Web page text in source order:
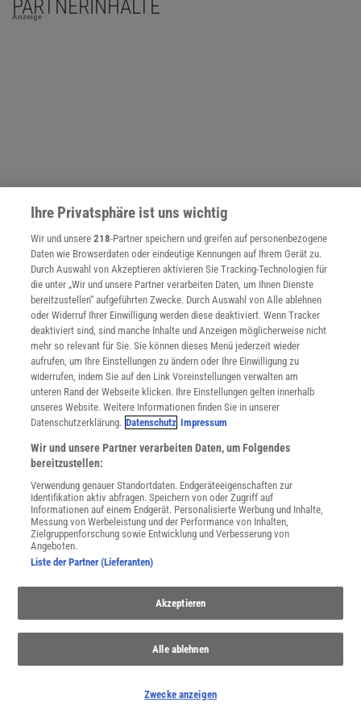
PARTNERINHALTE
Anzeige
NACH OBEN
Für Sie im Spektrum-Shop und am Kiosk:
Spektrum .de-Newsletter abonnieren
Sie können unsere Newsletter jederzeit wieder abbestellen. Infos zu unserem Umgang
mit Ihren personenbezogenen Daten finden Sie in unsererDatenschutzerklärung.
Ihre Privatsphäre ist uns wichtig
Wir und unsere218-Partner speichern und greifen auf personenbezogene
Daten wie Browserdaten oder eindeutige Kennungen auf Ihrem Gerät zu.
Durch Auswahl von Akzeptieren aktivieren Sie Tracking-Technologien für
die unter „Wir und unsere Partner verarbeiten Daten, um Ihnen Dienste
bereitzustellen“ aufgeführten Zwecke. Durch Auswahl von Alle ablehnen
oder Widerruf Ihrer Einwilligung werden diese deaktiviert. Wenn Tracker
deaktiviert sind, sind manche Inhalte und Anzeigen möglicherweise nicht
mehr so relevant für Sie. Sie können dieses Menü jederzeit wieder
aufrufen, um Ihre Einstellungen zu ändern oder Ihre Einwilligung zu
widerrufen, indem Sie auf den Link Voreinstellungen verwalten am
unteren Rand der Webseite klicken. Ihre Einstellungen gelten innerhalb
unseres Website. Weitere Informationen finden Sie in unserer
Datenschutzerklärung. Datenschutz Impressum
Wir und unsere Partner verarbeiten Daten, um Folgendes
bereitzustellen:
Verwendung genauer Standortdaten. Endgeräteeigenschaften zur
Identifikation aktiv abfragen. Speichern von oder Zugriff auf
Informationen auf einem Endgerät. Personalisierte Werbung und Inhalte,
Messung von Werbeleistung und der Performance von Inhalten,
Zielgruppenforschung sowie Entwicklung und Verbesserung von
Angeboten.
Liste der Partner (Lieferanten)
Akzeptieren
Alle ablehnen
Zwecke anzeigen